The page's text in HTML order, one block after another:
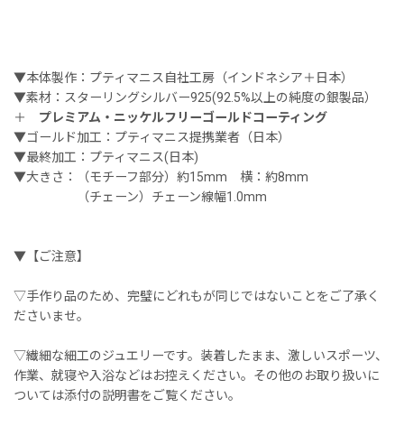
▼本体製作：プティマニス自社工房（インドネシア＋日本）
▼素材：スターリングシルバー925(92.5%以上の純度の銀製品）
＋ プレミアム・ニッケルフリーゴールドコーティング
▼ゴールド加工：プティマニス提携業者（日本）
▼最終加工：プティマニス(日本)
▼大きさ：（モチーフ部分）約15mm 横：約8mm
（チェーン）チェーン線幅1.0mm
▼【ご注意】
▽手作り品のため、完璧にどれもが同じではないことをご了承く
ださいませ。
▽繊細な細工のジュエリーです。装着したまま、激しいスポーツ、
作業、就寝や入浴などはお控えください。その他のお取り扱いに
ついては添付の説明書をご覧ください。